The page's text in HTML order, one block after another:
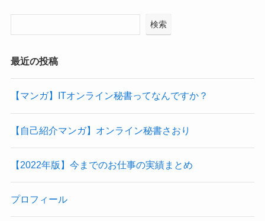
検索
最近の投稿
【マンガ】ITオンライン秘書ってなんですか？
【自己紹介マンガ】オンライン秘書さおり
【2022年版】今までのお仕事の実績まとめ
プロフィール